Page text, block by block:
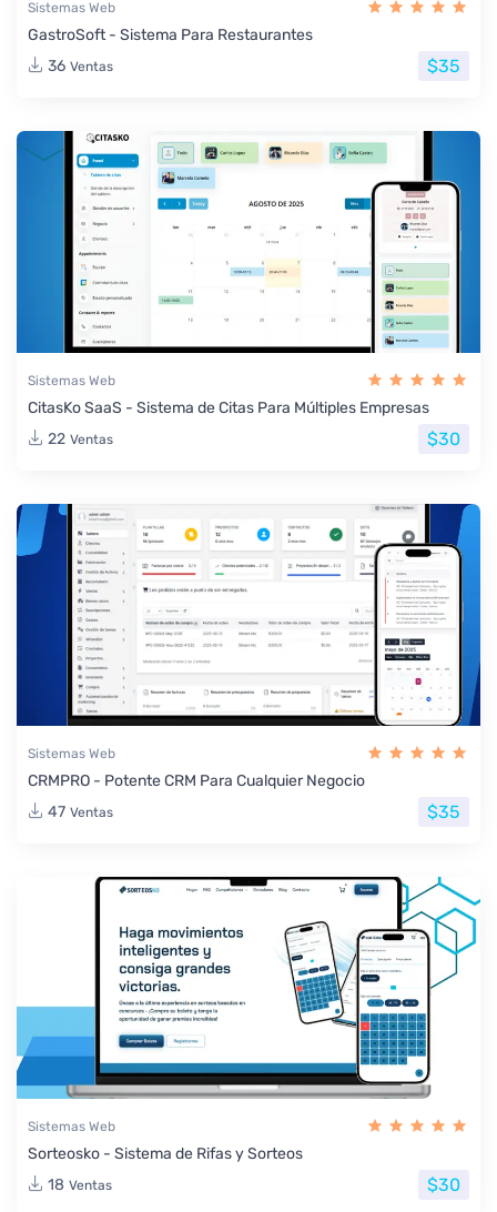
Sistemas Web
GastroSoft - Sistema Para Restaurantes
36 Ventas $35
Sistemas Web
CitasKo SaaS - Sistema de Citas Para Múltiples Empresas
22 Ventas $30
Sistemas Web
CRMPRO - Potente CRM Para Cualquier Negocio
47 Ventas $35
Sistemas Web
Sorteosko - Sistema de Rifas y Sorteos
18 Ventas $30